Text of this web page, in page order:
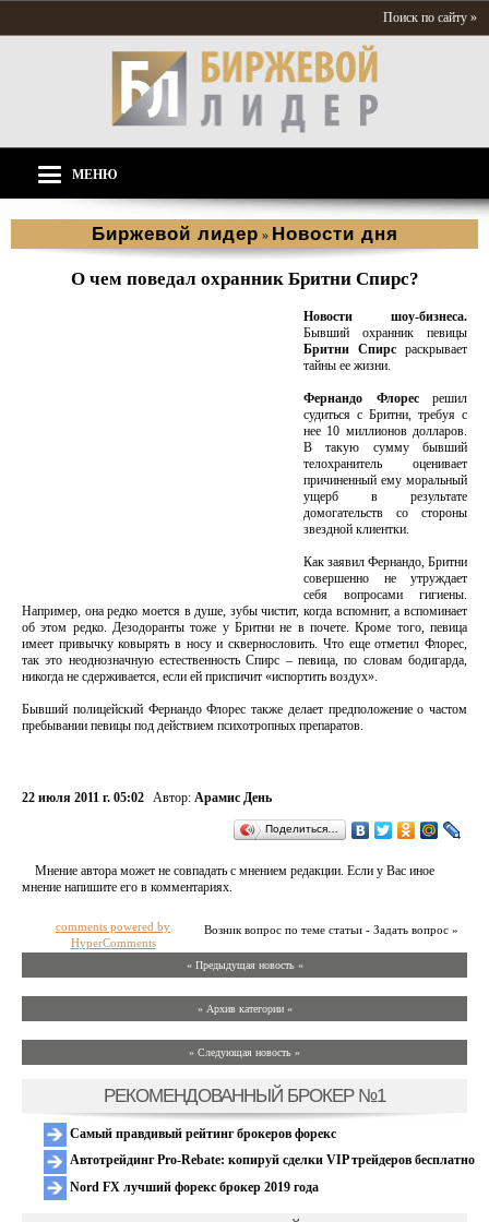
Поиск по сайту »
МЕНЮ
Биржевой лидер » Новости дня
О чем поведал охранник Бритни Спирс?
Новости шоу-бизнеса.
Бывший охранник певицы
Бритни Спирс раскрывает
тайны ее жизни.
Фернандо Флоресрешил
судиться с Бритни, требуя с
нее 10 миллионов долларов.
В такую сумму бывший
телохранитель оценивает
причиненный ему моральный
ущерб в результате
домогательств со стороны
звездной клиентки.
Как заявил Фернандо, Бритни
совершенно не утруждает
себя вопросами гигиены.
Например, она редко моется в душе, зубы чистит, когда вспомнит, а вспоминает
об этом редко. Дезодоранты тоже у Бритни не в почете. Кроме того, певица
имеет привычку ковырять в носу и сквернословить. Что еще отметил Флорес,
так это неоднозначную естественность Спирс – певица, по словам бодигарда,
никогда не сдерживается, если ей приспичит «испортить воздух».
Бывший полицейский Фернандо Флорес также делает предположение о частом
пребывании певицы под действием психотропных препаратов.
22 июля 2011 г. 05:02 Автор: Арамис День
Поделиться…
Мнение автора может не совпадать с мнением редакции. Если у Вас иное
мнение напишите его в комментариях.
Возник вопрос по теме статьи - Задать вопрос »
comments powered by
HyperComments
« Предыдущая новость «
» Архив категории «
» Следующая новость »
РЕКОМЕНДОВАННЫЙ БРОКЕР №1
Самый правдивый рейтинг брокеров форекс
Автотрейдинг Pro-Rebate: копируй сделки VIP трейдеров бесплатно
Nord FX лучший форекс брокер 2019 года